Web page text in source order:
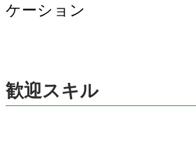
ケーション
歓迎スキル